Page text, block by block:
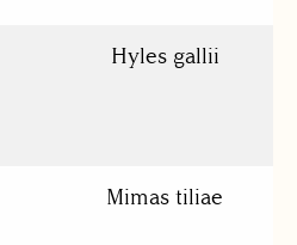
Hyles gallii
Mimas tiliae